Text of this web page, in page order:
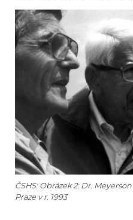
ČSHS: Obrázek 2: Dr.
Praze v r. 1993